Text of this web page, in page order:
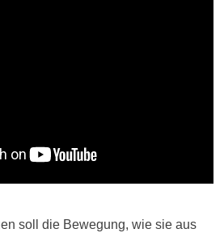
soll die Bewegung, wie sie aus